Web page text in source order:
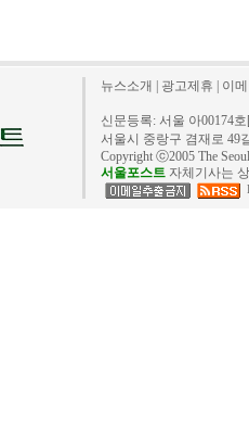
뉴스소개 광고제휴 이
신문등록: 서울 아00174
서울시 중랑구 겸재로 49
Copyright ⓒ2005 The
서울포스트 자체기사는